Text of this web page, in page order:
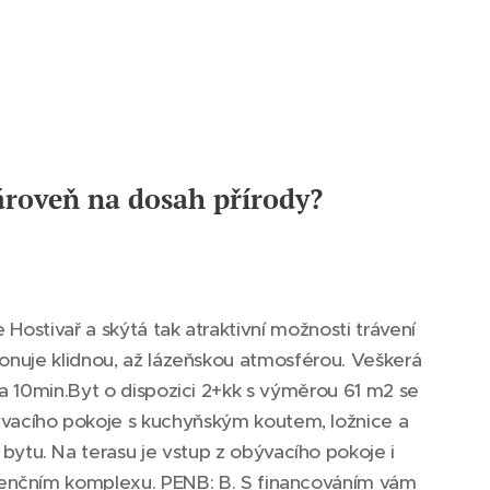
na dosah přírody?
a skýtá tak atraktivní možnosti trávení
klidnou, až lázeňskou atmosférou. Veškerá
o dispozici 2+kk s výměrou 61 m2 se
pokoje s kuchyňským koutem, ložnice a
Na terasu je vstup z obývacího pokoje i
komplexu. PENB: B. S financováním vám